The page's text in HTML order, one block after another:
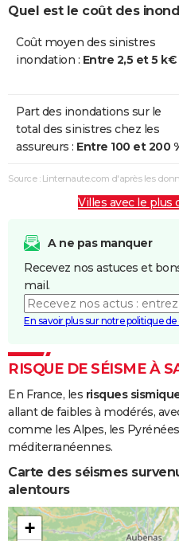
Boue
Inondations
et/ou
14/11/2014
Inondations
et/ou
Coulées de
08/09/2002
et/ou
Inondations
et/ou
Boue
06/11/1982
Quel est le coût des
Coût moyen des sinistres
inondation : Entre 2,5 et 5 k€
Part des inondations sur le
total des sinistres chez les
assureurs : Entre 100 et 200
Source : Linternaute.com d'après les
Villes avec le plus
A ne pas manquer
Recevez nos astuces et
mail.
En savoir plus sur notre politique
RISQUE DE SÉISME À
En France, les risques
allant de faibles à modérés,
comme les Alpes, les
méditerranéennes.
Carte des séismes
alentours
+